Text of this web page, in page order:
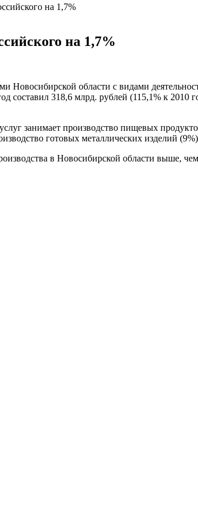
на 1,7%
на 1,7%
Новосибирской области с видами
составил 318,6 млрд. рублей (115,1% к 2010
занимает производство пищевых
готовых металлических изделий
в Новосибирской области выше,